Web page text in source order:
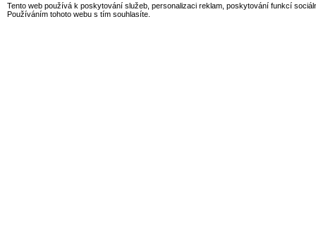
Tento web používá k poskytování služeb, personalizaci reklam, poskytování funkcí
Používáním tohoto webu s tím souhlasíte.